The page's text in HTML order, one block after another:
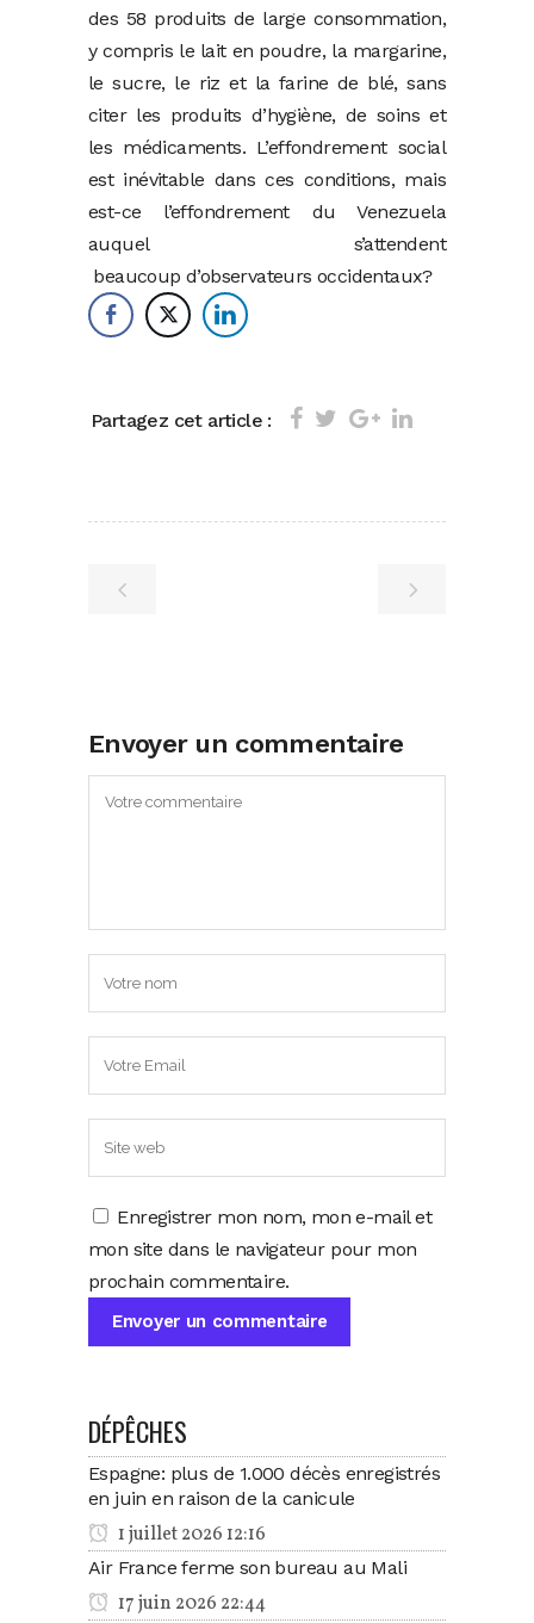
des 58 produits de large consommation,
y compris le lait en poudre, la margarine,
le sucre, le riz et la farine de blé, sans
citer les produits d’hygiène, de soins et
les médicaments. L’effondrement social
est inévitable dans ces conditions, mais
est-ce l’effondrement du Venezuela
auquel s’attendent
beaucoup d’observateurs occidentaux?
Partagez cet article :
Envoyer un commentaire
Enregistrer mon nom, mon e-mail et
mon site dans le navigateur pour mon
prochain commentaire.
DÉPÊCHES
Espagne: plus de 1.000 décès enregistrés
en juin en raison de la canicule
1 juillet 2026 12:16
Air France ferme son bureau au Mali
17 juin 2026 22:44